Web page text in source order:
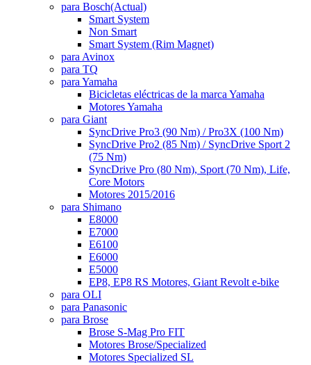
para Bosch(Actual)
Smart System
Non Smart
Smart System (Rim Magnet)
para Avinox
para TQ
para Yamaha
Bicicletas eléctricas de la marca Yamaha
Motores Yamaha
para Giant
SyncDrive Pro3 (90 Nm) / Pro3X (100 Nm)
SyncDrive Pro2 (85 Nm) / SyncDrive Sport 2
(75 Nm)
SyncDrive Pro (80 Nm), Sport (70 Nm), Life,
Core Motors
Motores 2015/2016
para Shimano
E8000
E7000
E6100
E6000
E5000
EP8, EP8 RS Motores, Giant Revolt e-bike
para OLI
para Panasonic
para Brose
Brose S-Mag Pro FIT
Motores Brose/Specialized
Motores Specialized SL